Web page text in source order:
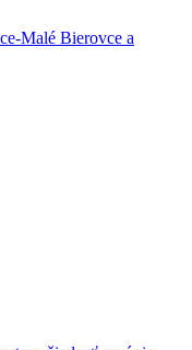
Malé Bierovce a